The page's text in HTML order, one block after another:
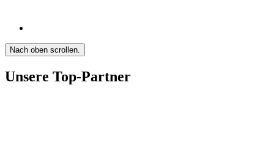
Nach oben scrollen.
Unsere Top-Partner